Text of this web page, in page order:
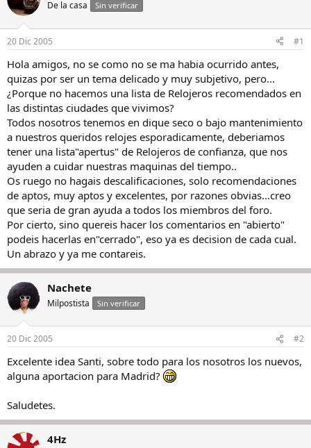
d
o
d
e
l
h
i
l
o
e
i
c
i
o
De la casa Sin verificar
20 Dic 2005 #1
Hola amigos, no se como no se ma habia ocurrido antes,
quizas por ser un tema delicado y muy subjetivo, pero...
¿Porque no hacemos una lista de Relojeros recomendados en
las distintas ciudades que vivimos?
Todos nosotros tenemos en dique seco o bajo mantenimiento
a nuestros queridos relojes esporadicamente, deberiamos
tener una lista"apertus" de Relojeros de confianza, que nos
ayuden a cuidar nuestras maquinas del tiempo..
Os ruego no hagais descalificaciones, solo recomendaciones
de aptos, muy aptos y excelentes, por razones obvias...creo
que seria de gran ayuda a todos los miembros del foro.
Por cierto, sino quereis hacer los comentarios en "abierto"
podeis hacerlas en"cerrado", eso ya es decision de cada cual.
Un abrazo y ya me contareis.
Nachete
Milpostista Sin verificar
20 Dic 2005 #2
Excelente idea Santi, sobre todo para los nosotros los nuevos,
alguna aportacion para Madrid?
Saludetes.
4Hz